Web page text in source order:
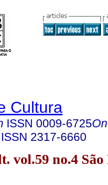
Cultura
ISSN 0009-6725
ISSN 2317-6660
vol.59 no.4